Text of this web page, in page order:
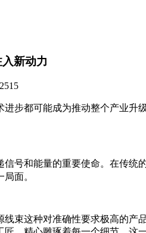
新动力
2515
步都可能成为推动整个产业
号和能量的重要使命。在传
面。
束这种对准确性要求极高的